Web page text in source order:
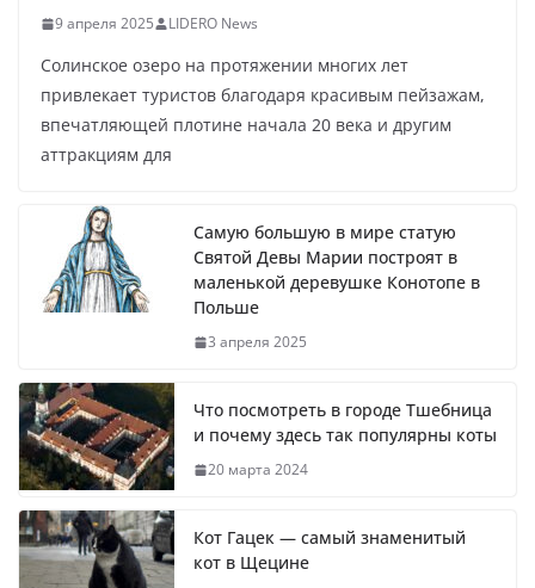
9 апреля 2025 LIDERO News
Солинское озеро на протяжении многих лет
привлекает туристов благодаря красивым пейзажам,
впечатляющей плотине начала 20 века и другим
аттракциям для
Самую большую в мире статую
Святой Девы Марии построят в
маленькой деревушке Конотопе в
Польше
3 апреля 2025
Что посмотреть в городе Тшебница
и почему здесь так популярны коты
20 марта 2024
Кот Гацек — самый знаменитый
кот в Щецине